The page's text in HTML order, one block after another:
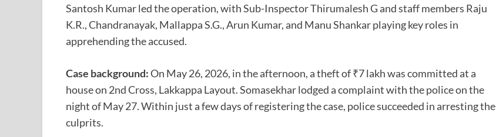
Santosh Kumar led the operation, with Sub-Inspector Thirumalesh G and staff members Raju
K.R., Chandranayak, Mallappa S.G., Arun Kumar, and Manu Shankar playing key roles in
apprehending the accused.
Case background:On May 26, 2026, in the afternoon, a theft of ₹7 lakh was committed at a
house on 2nd Cross, Lakkappa Layout. Somasekhar lodged a complaint with the police on the
night of May 27. Within just a few days of registering the case, police succeeded in arresting the
culprits.